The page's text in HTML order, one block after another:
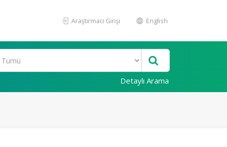
Araştırmacı Girişi English
Detaylı Arama